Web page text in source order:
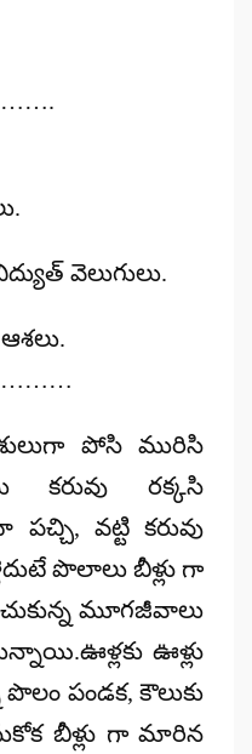
వెలుగులు.
పోసి మురిసి
రక్కసి
పచ్చి, వట్టి కరువు
పొలాలు బీళ్లు గా
మూగజీవాలు
ఊళ్లు
పండక, కౌలుకు
బీళ్లు గా మారిన